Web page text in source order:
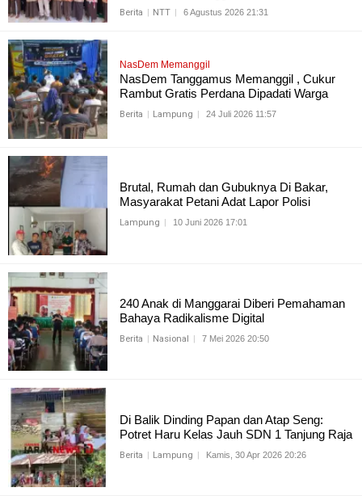
Berita NTT 6 Agustus 2026 21:31
NasDem Memanggil
NasDem Tanggamus Memanggil , Cukur
Rambut Gratis Perdana Dipadati Warga
Berita Lampung 24 Juli 2026 11:57
Brutal, Rumah dan Gubuknya Di Bakar,
Masyarakat Petani Adat Lapor Polisi
Lampung 10 Juni 2026 17:01
240 Anak di Manggarai Diberi Pemahaman
Bahaya Radikalisme Digital
Berita Nasional 7 Mei 2026 20:50
Di Balik Dinding Papan dan Atap Seng:
Potret Haru Kelas Jauh SDN 1 Tanjung Raja
Berita Lampung Kamis, 30 Apr 2026 20:26